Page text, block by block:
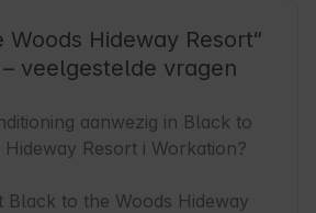
Woods Hideway Resort“
veelgestelde vragen
aanwezig in Black to
Hideway Resort i Workation?
Black to the Woods Hideway